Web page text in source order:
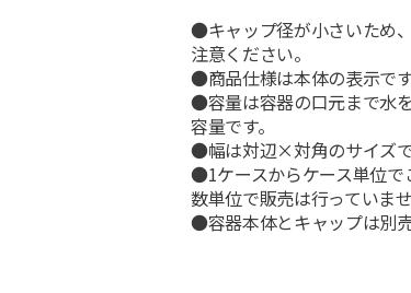
●キャップ径が小さいため
注意ください。
●商品仕様は本体の表示で
●容量は容器の口元まで水
容量です。
●幅は対辺×対角のサイズ
●1ケースからケース単位で
数単位で販売は行っていませ
●容器本体とキャップは別売